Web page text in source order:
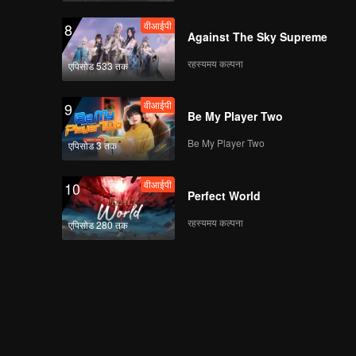
8
एपिसोड 533 तक
वीआईपी
Against The Sky Supreme
रहस्यमय कल्पना
9
एपिसोड 3 तक
वीआईपी
Be My Player Two
Be My Player Two
10
एपिसोड 280 तक
वीआईपी
Perfect World
रहस्यमय कल्पना